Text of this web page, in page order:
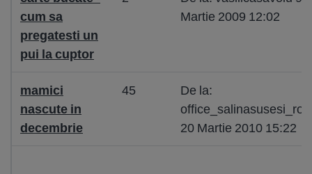
cum sa
pregatesti un
pui la cuptor
Martie 2009 12:02
mamici
nascute in
decembrie
45
De la:
office_salinasusesi_ro
20 Martie 2010 15:22